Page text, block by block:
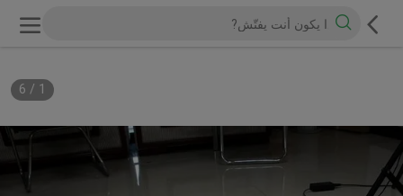
1
/
6